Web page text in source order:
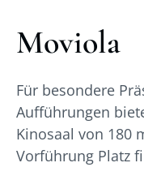
Moviola
Für besondere
Aufführungen
Kinosaal von 180
Vorführung Platz